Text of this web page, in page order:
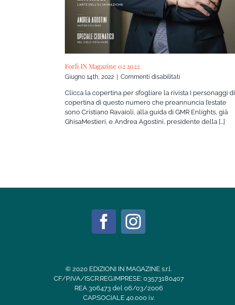
Forlì IN Magazine 02 2022
Giugno 14th, 2022 Commenti disabilitati
IN
Magazine
02
2022
Clicca la copertina per sfogliare la rivista I personaggi di
copertina di questo numero che preannuncia l’estate
sono Cristiano Ravaioli, alla guida di GMR Enlights, già
GhisaMestieri, e Andrea Agostini, presidente della [...]
© 2020 EDIZIONI IN MAGAZINE s.r.l.
CF/P.IVA/ISCR.REG.IMPRESE: 03573180407
REA 306473 del 06/03/2006
CAP.SOCIALE 40.000 i.v.